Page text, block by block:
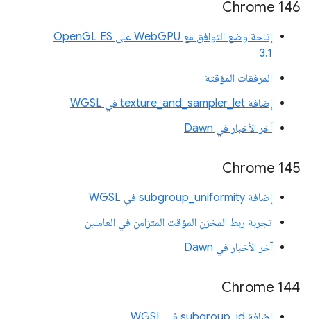
Chrome 146
إتاحة وضع التوافق مع WebGPU على OpenGL ES
3.1
المرفقات المؤقتة
إضافة texture_and_sampler_let في WGSL
آخر الأخبار في Dawn
Chrome 145
إضافة subgroup_uniformity في WGSL
تجربة ربط المخزن المؤقت المتزامن في العاملين
آخر الأخبار في Dawn
Chrome 144